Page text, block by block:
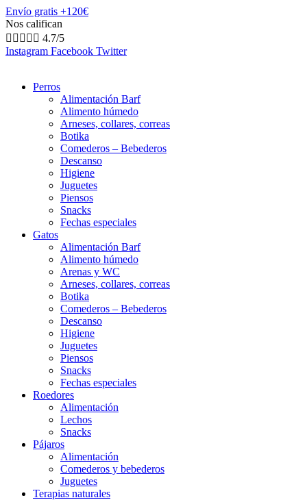
Envío gratis +120€
Nos califican
     4.7/5
Instagram Facebook Twitter
Perros
Alimentación Barf
Alimento húmedo
Arneses, collares, correas
Botika
Comederos – Bebederos
Descanso
Higiene
Juguetes
Piensos
Snacks
Fechas especiales
Gatos
Alimentación Barf
Alimento húmedo
Arenas y WC
Arneses, collares, correas
Botika
Comederos – Bebederos
Descanso
Higiene
Juguetes
Piensos
Snacks
Fechas especiales
Roedores
Alimentación
Lechos
Snacks
Pájaros
Alimentación
Comederos y bebederos
Juguetes
Terapias naturales